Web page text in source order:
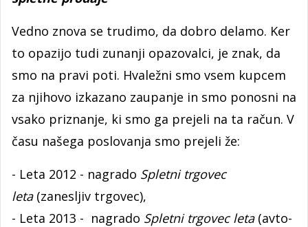
Vedno znova se trudimo, da dobro delamo. Ker
to opazijo tudi zunanji opazovalci, je znak, da
smo na pravi poti. Hvaležni smo vsem kupcem
za njihovo izkazano zaupanje in smo ponosni na
vsako priznanje, ki smo ga prejeli na ta račun. V
času našega poslovanja smo prejeli že:
- Leta 2012 - nagrado Spletni trgovec
leta(zanesljiv trgovec),
- Leta 2013 - nagrado Spletni trgovec leta(avto-